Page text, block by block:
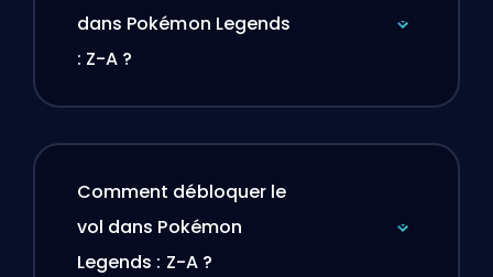
dans Pokémon Legends
: Z-A ?
Comment débloquer le
vol dans Pokémon
Legends : Z-A ?